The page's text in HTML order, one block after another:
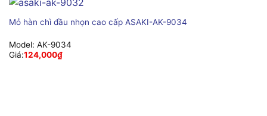
Mỏ hàn chì đầu nhọn cao cấp ASAKI-AK-9034
Model: AK-9034
Giá:124,000₫